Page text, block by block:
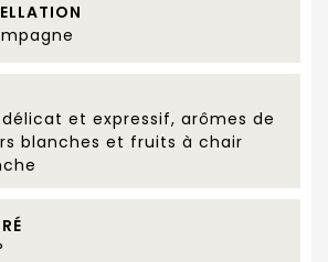
délicat et expressif, arômes de
blanches et fruits à chair